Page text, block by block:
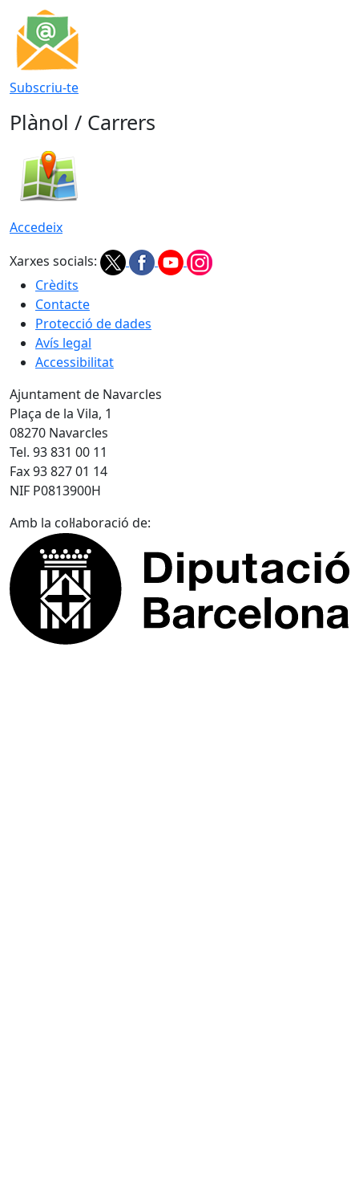
Subscriu-te
Plànol / Carrers
Accedeix
Xarxes socials:
Crèdits
Contacte
Protecció de dades
Avís legal
Accessibilitat
Ajuntament de Navarcles
Plaça de la Vila, 1
08270 Navarcles
Tel. 93 831 00 11
Fax 93 827 01 14
NIF P0813900H
Amb la col·laboració de: